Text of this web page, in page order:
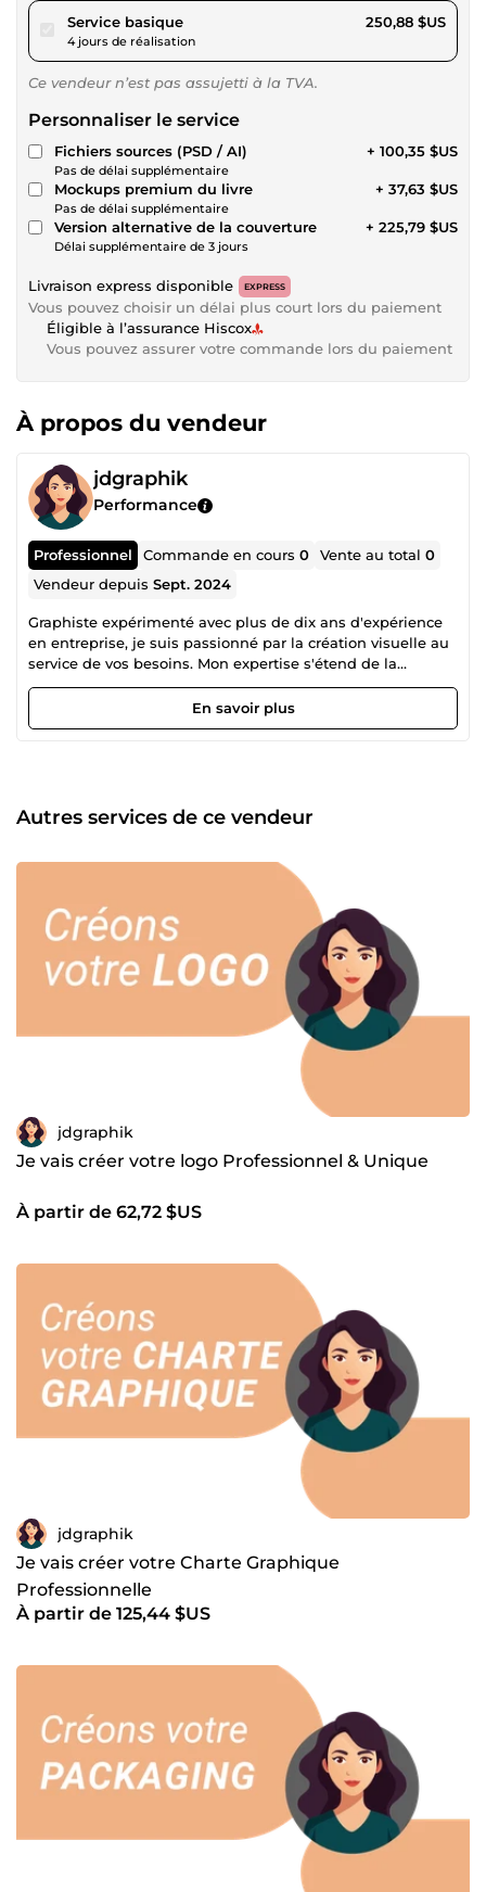
Service basiquepour 231,23 $US
4 jours de réalisation
250,88 $US
Ce vendeur n’est pas assujetti à la TVA.
Personnaliser le service
Fichiers sources (PSD / AI)
Pas de délai supplémentaire
+ 100,35 $US
Mockups premium du livre
Pas de délai supplémentaire
+ 37,63 $US
Version alternative de la couverture
Délai supplémentaire de 3 jours
+ 225,79 $US
Livraison express disponible EXPRESS
Vous pouvez choisir un délai plus court lors du paiement
Éligible à l’assurance Hiscox
Vous pouvez assurer votre commande lors du paiement
À propos du vendeur
jdgraphik
Performance
Professionnel Commande en cours0 Vente au total0
Vendeur depuisSept. 2024
Graphiste expérimenté avec plus de dix ans d'expérience
en entreprise, je suis passionné par la création visuelle au
service de vos besoins. Mon expertise s'étend de la
conception graphique à la gestion de projets, avec un soin
particulier pour le détail et l'innovation. Fort de mon
parcours, j'accompagne chaque projet avec rigueur et
En savoir plus
Autres services de ce vendeur
jdgraphik
Je vais créer votre logo Professionnel & Unique
À partir de 62,72 $US
jdgraphik
Je vais créer votre Charte Graphique
Professionnelle
À partir de 125,44 $US